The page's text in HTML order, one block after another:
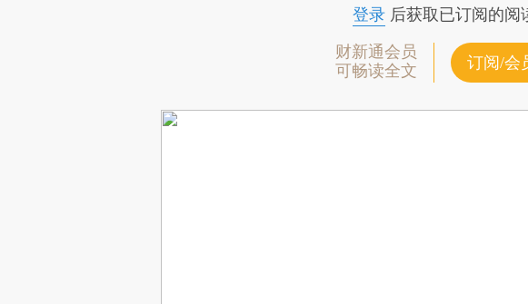
登录后获取已订阅的阅
财新通会员
可畅读全文
订阅/会